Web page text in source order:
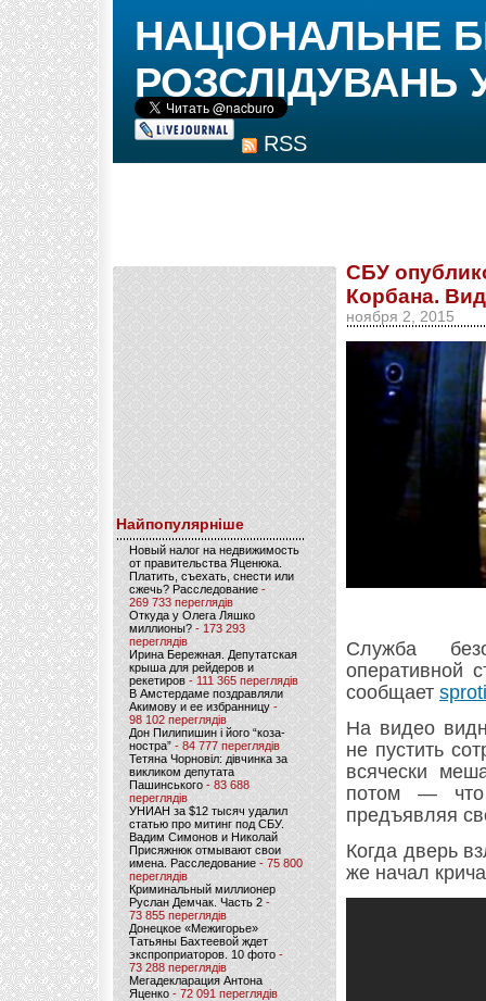
RSS
НАЦІОНАЛЬНЕ
РОЗСЛІДУВАНЬ
Найпопулярніше
Новый налог на недвижимость
от правительства Яценюка.
Платить, съехать, снести или
сжечь? Расследование-
269 733 переглядів
Откуда у Олега Ляшко
миллионы? - 173 293
переглядів
Ирина Бережная. Депутатская
крыша для рейдеров и
рекетиров - 111 365 переглядів
В Амстердаме поздравляли
Акимову и ее избранницу -
98 102 переглядів
Дон Пилипишин і його “коза-
ностра” - 84 777 переглядів
Тетяна Чорновіл: дівчинка за
викликом депутата
Пашинського- 83 688
переглядів
УНИАН за $12 тысяч удалил
статью про митинг под СБУ.
Вадим Симонов и Николай
Присяжнюк отмывают свои
имена. Расследование - 75 800
переглядів
Криминальный миллионер
Руслан Демчак. Часть 2-
73 855 переглядів
Донецкое «Межигорье»
Татьяны Бахтеевой ждет
экспроприаторов. 10 фото -
73 288 переглядів
Мегадекларация Антона
Яценко - 72 091 переглядів
СБУ
Корбана.
ноября 2, 2015
Служба
оперативной
сообщает
На видео
не пустить
всячески
потом — что
предъявляя
Когда дверь
же начал